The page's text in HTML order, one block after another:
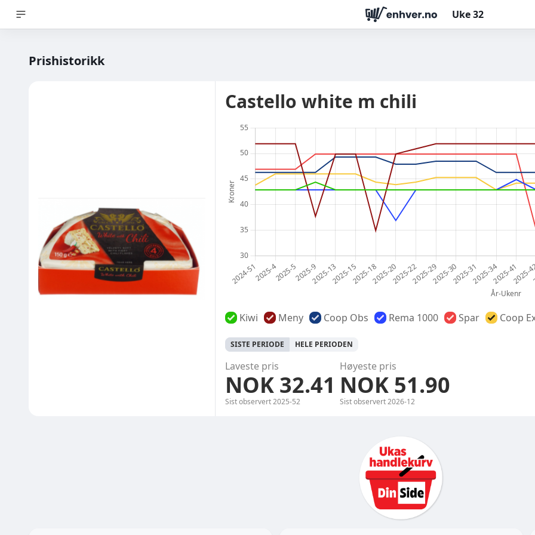
Uke32
Prishistorikk
Castello white m chili
Kiwi Meny Coop Obs Rema 1000 Spar Coop
SISTE PERIODE HELE PERIODEN
Laveste pris
NOK 32.41
Sist observert2025-52
Høyeste pris
NOK 51.90
Sist observert2026-12